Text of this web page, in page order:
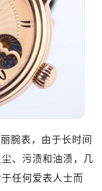
腕表，由于长时间
、污渍和油渍，几
任何爱表人士而